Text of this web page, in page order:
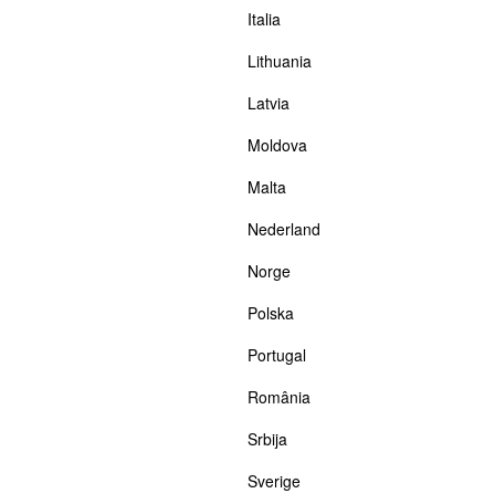
Italia
Lithuania
Latvia
Moldova
Malta
Nederland
Norge
Polska
Portugal
România
Srbija
Sverige